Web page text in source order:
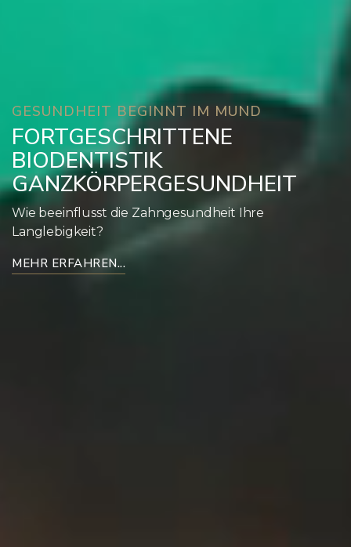
GESUNDHEIT BEGINNT IM MUND
FORTGESCHRITTENE
BIODENTISTIK
GANZKÖRPERGESUNDHEIT
Wie beeinflusst die Zahngesundheit Ihre
Langlebigkeit?
MEHR ERFAHREN...